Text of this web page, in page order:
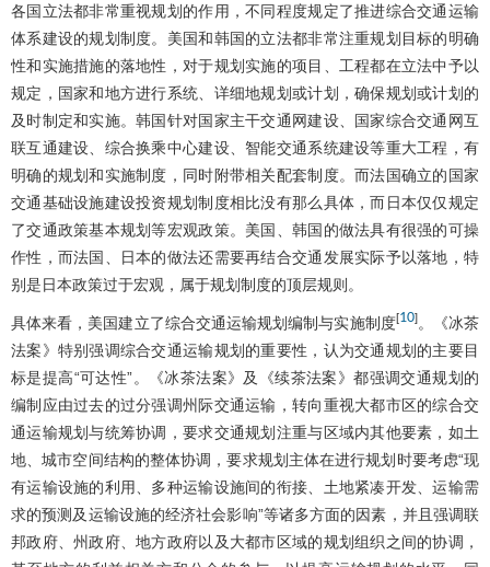
各国立法都非常重视规划的作用，不同程度规定了推进综合交通运输
体系建设的规划制度。美国和韩国的立法都非常注重规划目标的明确
性和实施措施的落地性，对于规划实施的项目、工程都在立法中予以
规定，国家和地方进行系统、详细地规划或计划，确保规划或计划的
及时制定和实施。韩国针对国家主干交通网建设、国家综合交通网互
联互通建设、综合换乘中心建设、智能交通系统建设等重大工程，有
明确的规划和实施制度，同时附带相关配套制度。而法国确立的国家
交通基础设施建设投资规划制度相比没有那么具体，而日本仅仅规定
了交通政策基本规划等宏观政策。美国、韩国的做法具有很强的可操
作性，而法国、日本的做法还需要再结合交通发展实际予以落地，特
别是日本政策过于宏观，属于规划制度的顶层规则。
具体来看，美国建立了综合交通运输规划编制与实施制度[10]。《冰茶
法案》特别强调综合交通运输规划的重要性，认为交通规划的主要目
标是提高“可达性”。《冰茶法案》及《续茶法案》都强调交通规划的
编制应由过去的过分强调州际交通运输，转向重视大都市区的综合交
通运输规划与统筹协调，要求交通规划注重与区域内其他要素，如土
地、城市空间结构的整体协调，要求规划主体在进行规划时要考虑“现
有运输设施的利用、多种运输设施间的衔接、土地紧凑开发、运输需
求的预测及运输设施的经济社会影响”等诸多方面的因素，并且强调联
邦政府、州政府、地方政府以及大都市区域的规划组织之间的协调，